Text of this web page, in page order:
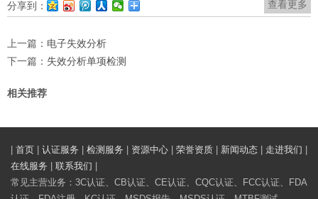
查看更多
分享到：
上一篇： 电子失效分析
下一篇： 失效分析单项检测
相关推荐
首页 认证服务 检测服务 资源中心 荣誉资质 新闻动态 走进我们
在线服务
联系我们
常见主营业务：3C认证、CB认证、CE认证、CQC认证、FCC认证、FDA